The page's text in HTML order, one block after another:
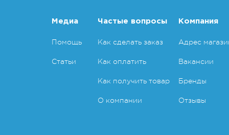
Медиа
Помощь
Статьи
Частые вопросы
Как сделать заказ
Как оплатить
Как получить товар
О компании
Компания
Адрес
Вакансии
Бренды
Отзывы